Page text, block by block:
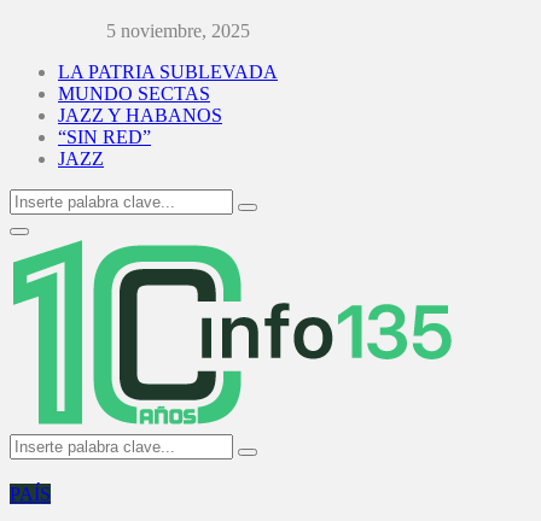
5 noviembre, 2025
LA PATRIA SUBLEVADA
MUNDO SECTAS
JAZZ Y HABANOS
“SIN RED”
JAZZ
Search
for:
Search
Primary
Menu
Search
for:
Search
PAÍS